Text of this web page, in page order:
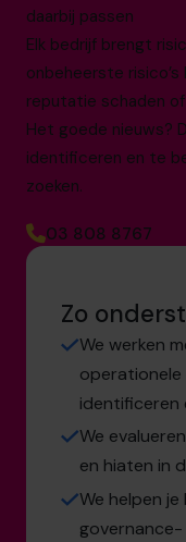
daarbij passen
Elk bedrijf brengt
onbeheerste
reputatie schaden
Het goede nieuws?
identificeren en te
zoeken.
03 808 8767
Zo
We werken
operationele
identificeren
We
en hiaten in
We helpen